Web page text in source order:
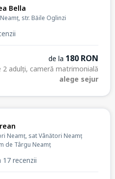
Bella
str. Băile Oglinzi
de la 180 RON
2 adulți, cameră matrimonială
alege sejur
Neamț, sat Vânători Neamț
de Târgu Neamț
17 recenzii